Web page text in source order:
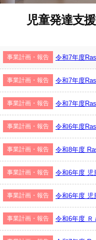
児童発達支
事業計画・報告 令和7年度
事業計画・報告 令和7年度
事業計画・報告 令和7年度
事業計画・報告 令和6年度
事業計画・報告 令和8年度
事業計画・報告 令和6年度 児
事業計画・報告 令和6年度 児
事業計画・報告 令和6年度 Ｒ